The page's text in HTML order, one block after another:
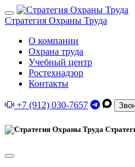
Стратегия Охраны Труда
О компании
Охрана труда
Учебный центр
Ростехнадзор
Контакты
+7 (912) 030-7657